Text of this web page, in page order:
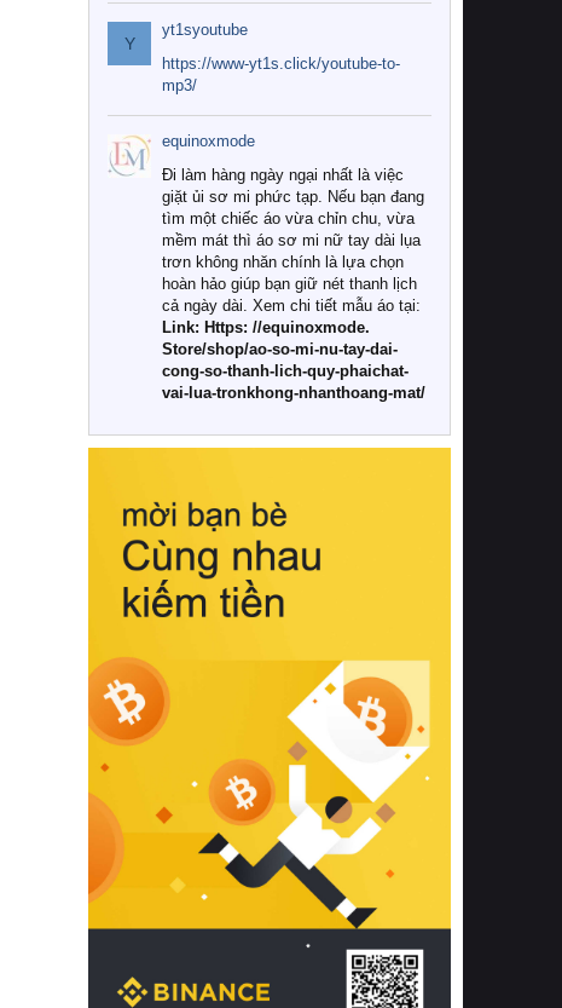
Tuy nhiên, giữa thị trường đa dạng
với vô vàn thương hiệu và mẫu mã
như hiện nay, làm thế nào để chọn
được những bộ chăn ga gối đệm cao
cấp thực sự chất lượng, phù hợp với
khí hậu và nhu cầu sử dụng của gia
đình? Hãy cùng chúng tôi đi tìm lời
giải đáp chi tiết qua bài viết dưới đây.
1. Tại sao các gia đình hiện đại lại ưa
chuộng chăn ga gối đệm cao cấp?
Khác với các dòng sản phẩm thông
thường, những bộ chăn ga gối đệm
cao cấp trải qua quy trình sản xuất
nghiêm ngặt từ khâu chọn lọc nguyên
liệu tự nhiên đến công nghệ dệt
nhuộm hiện đại không chứa hóa chất
này, bạn sẽ cảm nhận rõ rệt sự khác
hồi chuẩn xác của phần đệm nâng đỡ
cột sống.
Bên cạnh đó, việc lựa chọn các dòng
sản phẩm đạt chuẩn chất lượng quốc
tế còn giúp ngăn ngừa tình trạng kích
khuẩn và nấm mốc trong điều kiện
thời tiết nóng ẩm. Bạn có thể tìm hiểu
thêm các nghiên cứu khoa học về tác
động của giấc ngủ và môi trường
phòng ngủ đối với sức khỏe con
người tại Sleep Foundation (External
Link) để có cái nhìn toàn diện hơn.
2. Các tiêu chí vàng khi lựa chọn
chăn ga gối đệm cao cấp cho phòng
ngủ
Để sở hữu một bộ chăn ga gối đệm
cao cấp hoàn hảo cả về thẩm mỹ lẫn
công năng, người tiêu dùng cần cân
nhắc kỹ lưỡng các tiêu chí quan trọng
Y
yt1syoutube
https://www-yt1s.click/youtube-to-
mp3/
equinoxmode
Đi làm hàng ngày ngại nhất là việc
giặt ủi sơ mi phức tạp. Nếu bạn đang
tìm một chiếc áo vừa chỉn chu, vừa
mềm mát thì áo sơ mi nữ tay dài lụa
trơn không nhăn chính là lựa chọn
hoàn hảo giúp bạn giữ nét thanh lịch
cả ngày dài. Xem chi tiết mẫu áo tại:
Link: Https: //equinoxmode.
Store/shop/ao-so-mi-nu-tay-dai-
cong-so-thanh-lich-quy-phaichat-
vai-lua-tronkhong-nhanthoang-mat/